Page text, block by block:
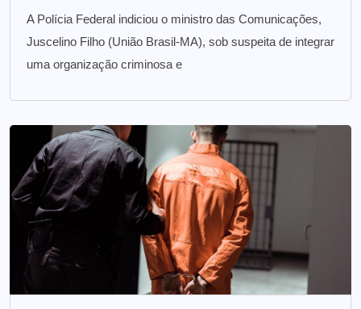
A Polícia Federal indiciou o ministro das Comunicações,
Juscelino Filho (União Brasil-MA), sob suspeita de integrar
uma organização criminosa e